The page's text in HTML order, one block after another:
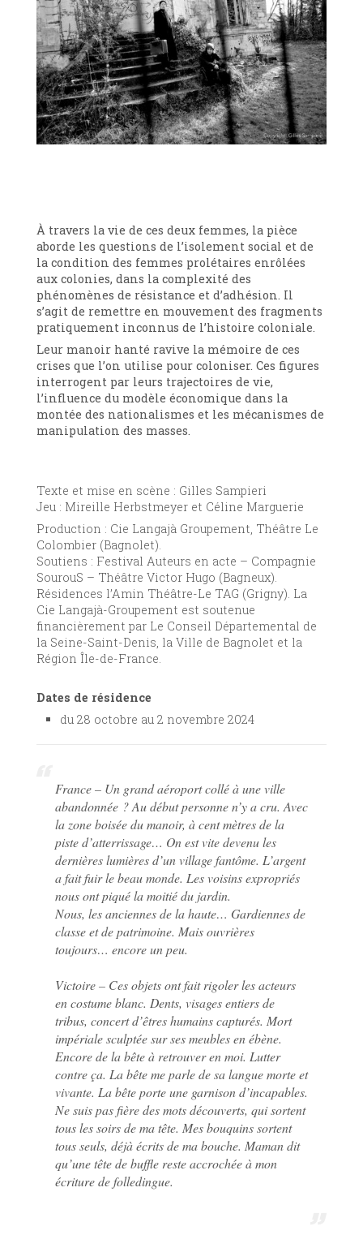
À travers la vie de ces deux femmes, la pièce
aborde les questions de l’isolement social et de
la condition des femmes prolétaires enrôlées
aux colonies, dans la complexité des
phénomènes de résistance et d’adhésion. Il
s’agit de remettre en mouvement des fragments
pratiquement inconnus de l’histoire coloniale.
Leur manoir hanté ravive la mémoire de ces
crises que l’on utilise pour coloniser. Ces figures
interrogent par leurs trajectoires de vie,
l’influence du modèle économique dans la
montée des nationalismes et les mécanismes de
manipulation des masses.
Texte et mise en scène : Gilles Sampieri
Jeu : Mireille Herbstmeyer et Céline Marguerie
Production : Cie Langajà Groupement, Théâtre Le
Colombier (Bagnolet).
Soutiens : Festival Auteurs en acte – Compagnie
SourouS – Théâtre Victor Hugo (Bagneux).
Résidences l’Amin Théâtre-Le TAG (Grigny). La
Cie Langajà-Groupement est soutenue
financièrement par Le Conseil Départemental de
la Seine-Saint-Denis, la Ville de Bagnolet et la
Région Île-de-France.
Dates de résidence
du 28 octobre au 2 novembre 2024
France – Un grand aéroport collé à une ville
abandonnée ? Au début personne n’y a cru. Avec
la zone boisée du manoir, à cent mètres de la
piste d’atterrissage… On est vite devenu les
dernières lumières d’un village fantôme. L’argent
a fait fuir le beau monde. Les voisins expropriés
nous ont piqué la moitié du jardin.
Nous, les anciennes de la haute… Gardiennes de
classe et de patrimoine. Mais ouvrières
toujours… encore un peu.
Victoire – Ces objets ont fait rigoler les acteurs
en costume blanc. Dents, visages entiers de
tribus, concert d’êtres humains capturés. Mort
impériale sculptée sur ses meubles en ébène.
Encore de la bête à retrouver en moi. Lutter
contre ça. La bête me parle de sa langue morte et
vivante. La bête porte une garnison d’incapables.
Ne suis pas fière des mots découverts, qui sortent
tous les soirs de ma tête. Mes bouquins sortent
tous seuls, déjà écrits de ma bouche. Maman dit
qu’une tête de buffle reste accrochée à mon
écriture de folledingue.